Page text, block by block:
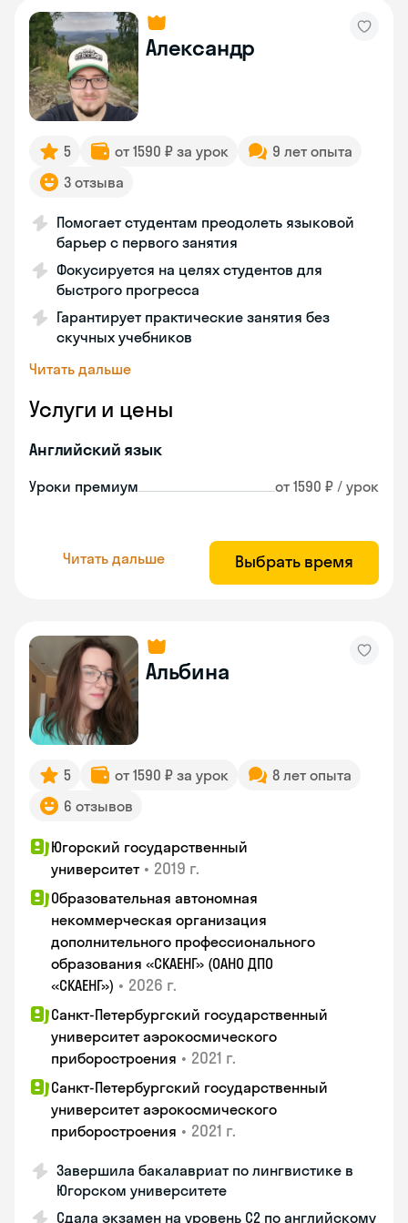
Александр
5 от 1590 ₽ за урок
9 лет опыта
3 отзыва
Помогает студентам преодолеть языковой
барьер с первого занятия
Фокусируется на целях студентов для
быстрого прогресса
Гарантирует практические занятия без
скучных учебников
Читать дальше
Услуги и цены
Английский язык
Уроки премиум от 1590 ₽ / урок
Читать дальше Выбрать время
Альбина
5 от 1590 ₽ за урок
8 лет опыта
6 отзывов
Югорский государственный
университет • 2019 г.
Образовательная автономная
некоммерческая организация
дополнительного профессионального
образования «СКАЕНГ» (ОАНО ДПО
«СКАЕНГ») • 2026 г.
Санкт-Петербургский государственный
университет аэрокосмического
приборостроения • 2021 г.
Санкт-Петербургский государственный
университет аэрокосмического
приборостроения • 2021 г.
Завершила бакалавриат по лингвистике в
Югорском университете
Сдала экзамен на уровень С2 по английскому